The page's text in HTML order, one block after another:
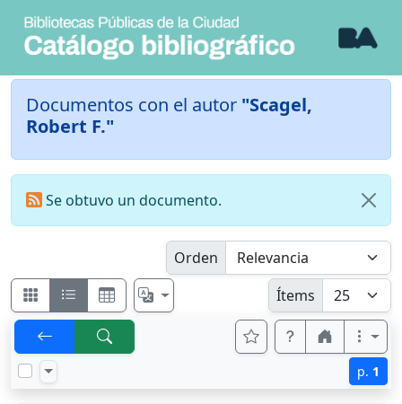
Documentos con el autor "Scagel,
Robert F."
Se obtuvo un documento.
Orden
Ítems
p. 1